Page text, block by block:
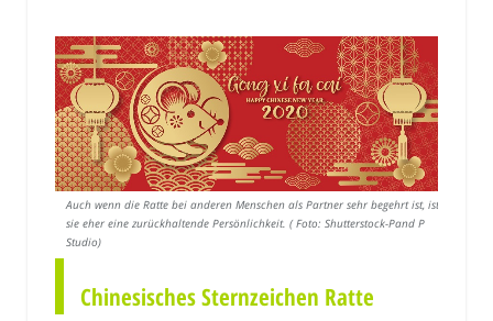
Auch wenn die Ratte bei anderen Menschen als Partner sehr begehrt ist, ist
sie eher eine zurückhaltende Persönlichkeit. ( Foto: Shutterstock-Pand P
Studio)
Chinesisches Sternzeichen Ratte